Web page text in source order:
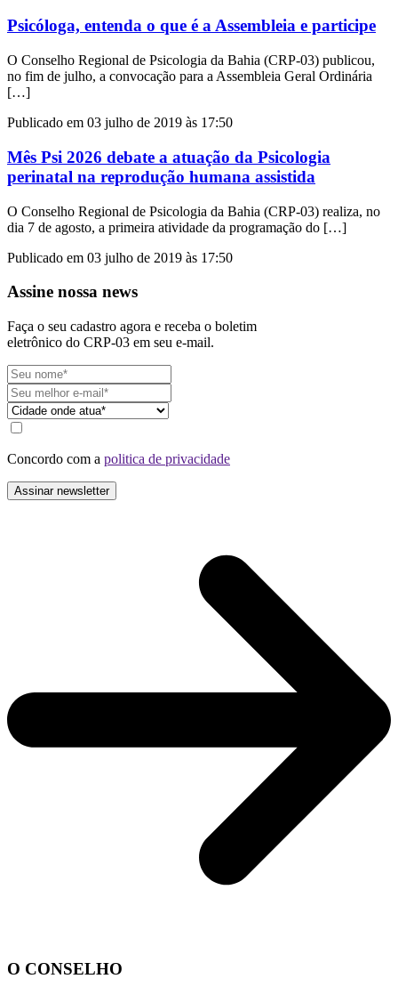
Psicóloga, entenda o que é a Assembleia e participe
O Conselho Regional de Psicologia da Bahia (CRP-03) publicou,
no fim de julho, a convocação para a Assembleia Geral Ordinária
[…]
Publicado em 03 julho de 2019 às 17:50
Mês Psi 2026 debate a atuação da Psicologia
perinatal na reprodução humana assistida
O Conselho Regional de Psicologia da Bahia (CRP-03) realiza, no
dia 7 de agosto, a primeira atividade da programação do […]
Publicado em 03 julho de 2019 às 17:50
Assine nossa news
Faça o seu cadastro agora e receba o boletim
eletrônico do CRP-03 em seu e-mail.
Concordo com a politica de privacidade
O CONSELHO